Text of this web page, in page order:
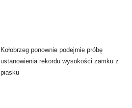
Kołobrzeg ponownie podejmie próbę
ustanowienia rekordu wysokości zamku z
piasku